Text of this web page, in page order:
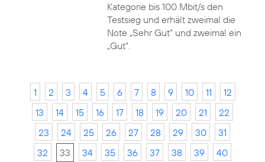
Kategorie bis 100 Mbit/s den
Testsieg und erhält zweimal die
Note „Sehr Gut“ und zweimal ein
„Gut“.
1 2 3 4 5 6 7 8 9 10 11
12
13
14 15 16 17 18 19 20 21
22
23
24 25 26 27 28 29 30
31
32
33 34 35 36 37 38 39
40